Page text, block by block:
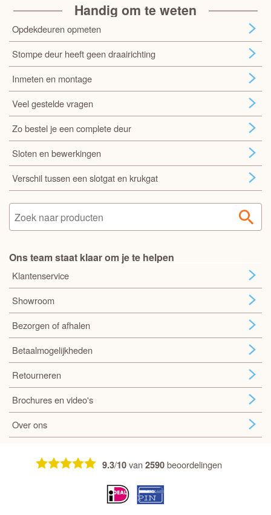
Handig om te weten
Opdekdeuren opmeten
Stompe deur heeft geen draairichting
Inmeten en montage
Veel gestelde vragen
Zo bestel je een complete deur
Sloten en bewerkingen
Verschil tussen een slotgat en krukgat
Ons team staat klaar om je te helpen
Klantenservice
Showroom
Bezorgen of afhalen
Betaalmogelijkheden
Retourneren
Brochures en video's
Over ons
9.3/10van2590beoordelingen